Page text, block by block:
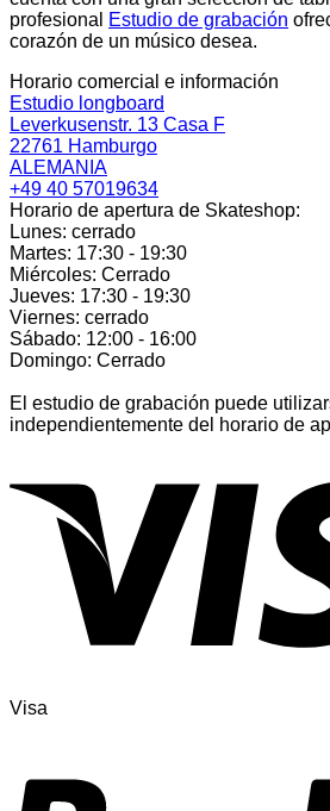
profesional
Estudio de grabación
corazón de un músico desea.
Horario comercial e información
Estudio longboard
Leverkusenstr. 13 Casa F
22761 Hamburgo
ALEMANIA
+49 40 57019634
Horario de apertura de Skateshop:
Lunes: cerrado
Martes: 17:30 - 19:30
Miércoles: Cerrado
Jueves: 17:30 - 19:30
Viernes: cerrado
Sábado: 12:00 - 16:00
Domingo: Cerrado
El estudio de grabación puede
independientemente del horario de
Visa